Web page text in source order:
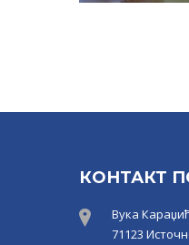
КОНТАКТ
Вука
71123